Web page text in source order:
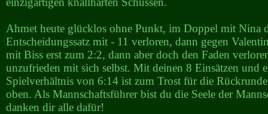
Ahmet heute glücklos ohne Punkt, im Doppel mit Nina
Entscheidungssatz mit - 11 verloren, dann gegen
mit Biss erst zum 2:2, dann aber doch den Faden
unzufrieden mit sich selbst. Mit deinen 8 Einsätzen und
Spielverhältnis von 6:14 ist zum Trost für die
oben. Als Mannschaftsführer bist du die Seele der
danken dir alle dafür!